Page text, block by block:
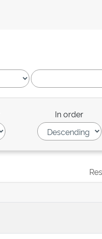
In order